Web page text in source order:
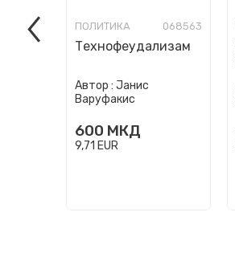
ПОЛИТИКА 068563
Технофеудализам
Автор : Јанис
Варуфакис
600 МКД
9,71 EUR